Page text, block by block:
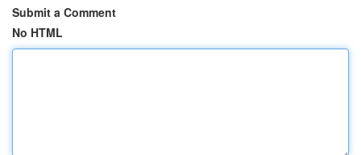
Submit a Comment
No HTML